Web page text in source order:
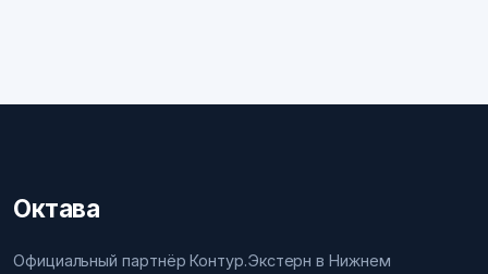
Октава
Официальный партнёр Контур.Экстерн в Нижнем